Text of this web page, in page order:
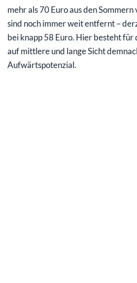
mehr als 70 Euro aus den
sind noch immer weit entfernt –
bei knapp 58 Euro. Hier besteht
auf mittlere und lange Sicht
Aufwärtspotenzial.